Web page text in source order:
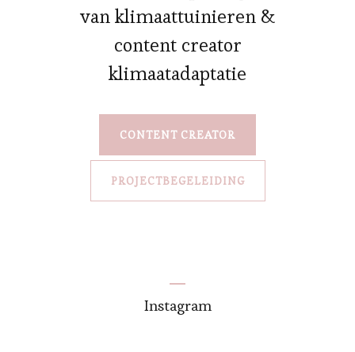
van klimaattuinieren &
content creator
klimaatadaptatie
CONTENT CREATOR
PROJECTBEGELEIDING
Instagram